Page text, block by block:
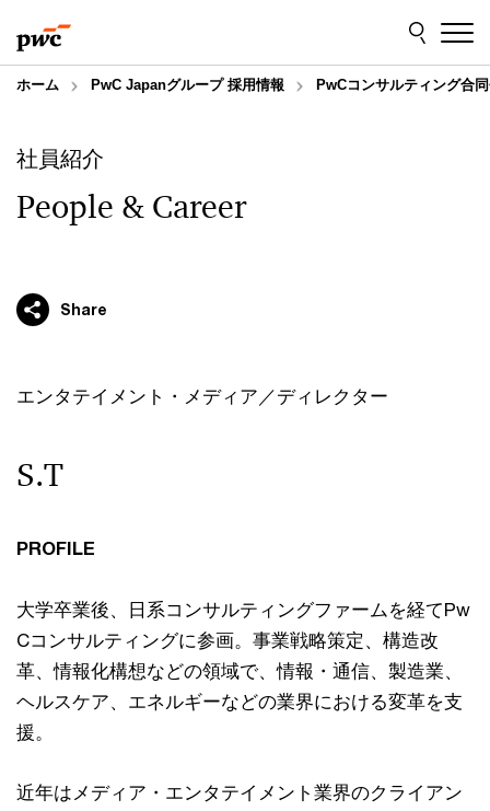
to
content
to
footer
ホーム PwC Japanグループ 採用情報 PwCコンサルティング合
社員紹介
People & Career
Share
エンタテイメント・メディア／ディレクター
S.T
PROFILE
大学卒業後、日系コンサルティングファームを経てPw
Cコンサルティングに参画。事業戦略策定、構造改
革、情報化構想などの領域で、情報・通信、製造業、
ヘルスケア、エネルギーなどの業界における変革を支
援。
近年はメディア・エンタテイメント業界のクライアン